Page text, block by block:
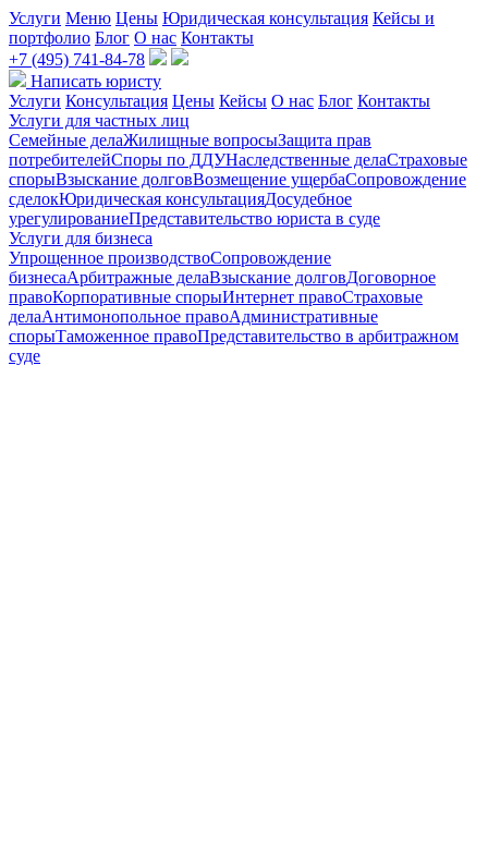
Услуги Меню Цены Юридическая консультация Кейсы и
портфолио Блог О нас Контакты
+7 (495) 741-84-78
Написать юристу
Услуги Консультация Цены Кейсы О нас Блог Контакты
Услуги для частных лиц
Семейные делаЖилищные вопросыЗащита прав
потребителейСпоры по ДДУНаследственные делаСтраховые
спорыВзыскание долговВозмещение ущербаСопровождение
сделокЮридическая консультацияДосудебное
урегулированиеПредставительство юриста в суде
Услуги для бизнеса
Упрощенное производствоСопровождение
бизнесаАрбитражные делаВзыскание долговДоговорное
правоКорпоративные спорыИнтернет правоСтраховые
делаАнтимонопольное правоАдминистративные
спорыТаможенное правоПредставительство в арбитражном
суде